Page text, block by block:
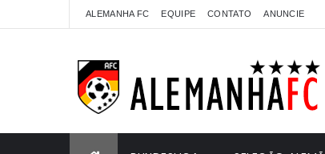
ALEMANHA FC EQUIPE CONTATO ANUNCIE